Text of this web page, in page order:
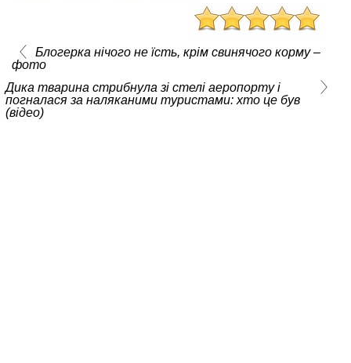
Блогерка нічого не їсть, крім свинячого корму –
фото
Дика тварина стрибнула зі стелі аеропорту і
погналася за наляканими туристами: хто це був
(відео)